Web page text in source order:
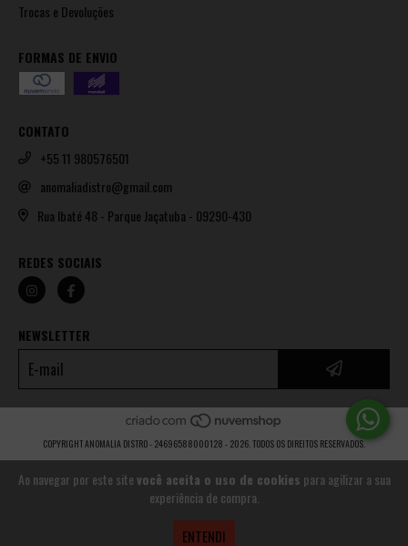
Ao navegar por este sitevocê aceita o uso de cookies para agilizar a sua
experiência de compra.
ENTENDI
Trocas e Devoluções
FORMAS DE ENVIO
CONTATO
+55 11 980576501
anomaliadistro@gmail.com
Rua Ibaté 48 - Parque Jaçatuba - 09290-430
REDES SOCIAIS
NEWSLETTER
COPYRIGHT ANOMALIA DISTRO - 24696588000128 - 2026. TODOS OS DIREITOS RESERVADOS.